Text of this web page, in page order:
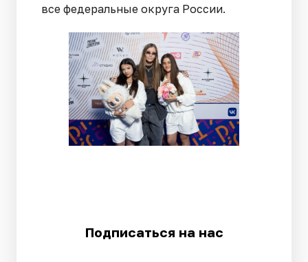
все федеральные округа России.
Подписаться на нас